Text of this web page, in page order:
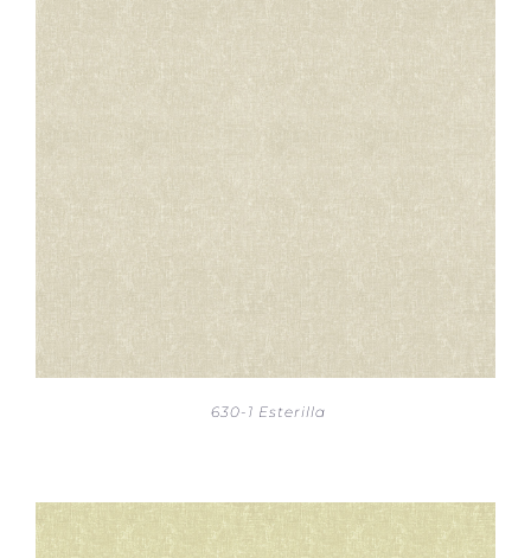
630-1 Esterilla